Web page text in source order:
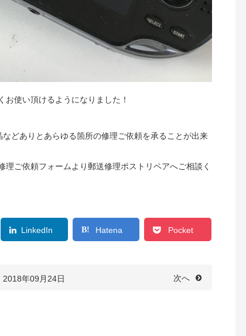
使い頂けるようになりました！
どありとあらゆる箇所の修理ご依頼を承ることが出来
理ご依頼フォームより郵送修理ポストリペアへご相談く
LinkedIn Hatena Pocket
2018年09月24日 次へ